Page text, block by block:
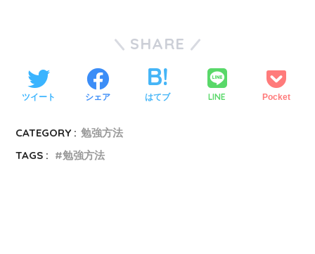
SHARE
ツイート シェア はてブ LINE Pocket
CATEGORY : 勉強方法
TAGS :
勉強方法